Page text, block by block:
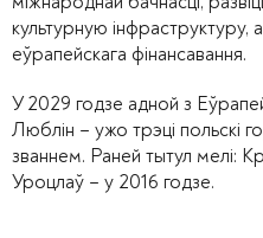
культурную інфраструктуру,
еўрапейскага фінансавання.
У 2029 годзе адной з
Люблін – ужо трэці польскі
званнем. Раней тытул мелі:
Уроцлаў – у 2016 годзе.